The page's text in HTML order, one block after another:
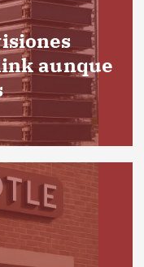
aunque